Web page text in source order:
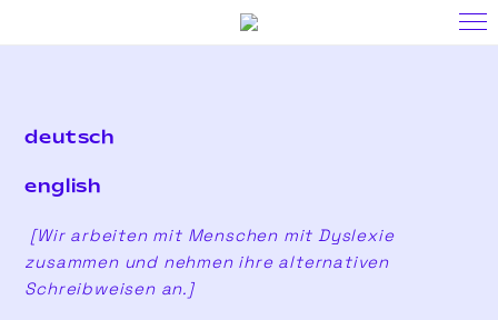
deutsch
english
[Wir arbeiten mit Menschen mit Dyslexie
zusammen und nehmen ihre alternativen
Schreibweisen an.]